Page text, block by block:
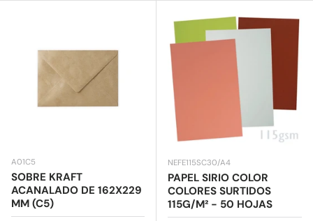
A01C5
SOBRE KRAFT
ACANALADO DE 162X229
MM (C5)
NEFE115SC30/A4
PAPEL SIRIO COLOR
COLORES SURTIDOS
115G/M² - 50 HOJAS